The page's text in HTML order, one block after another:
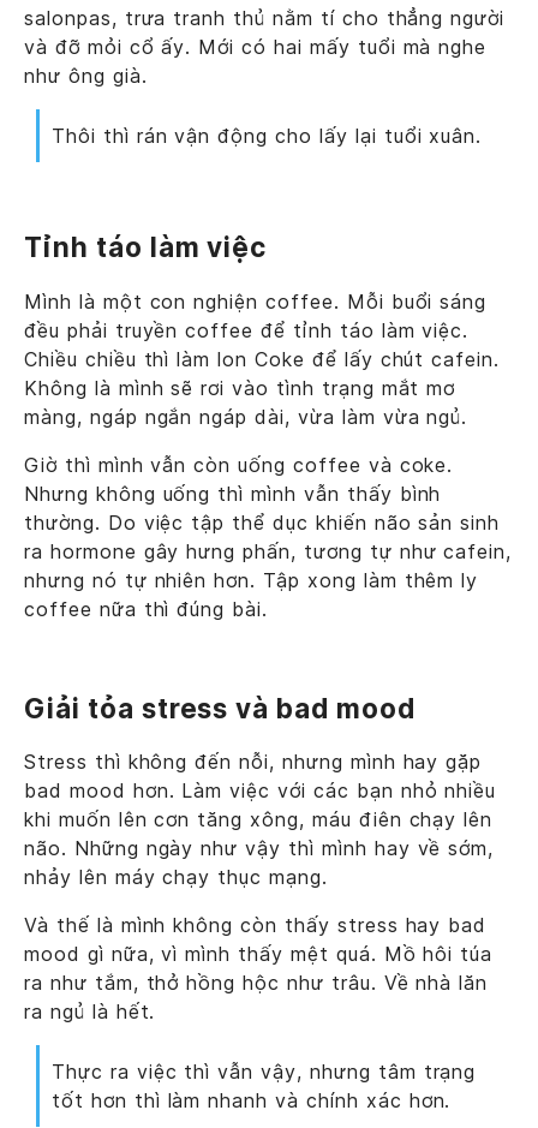
salonpas, trưa tranh thủ nằm tí cho thẳng người
và đỡ mỏi cổ ấy. Mới có hai mấy tuổi mà nghe
như ông già.
Thôi thì rán vận động cho lấy lại tuổi xuân.
Tỉnh táo làm việc
Mình là một con nghiện coffee. Mỗi buổi sáng
đều phải truyền coffee để tỉnh táo làm việc.
Chiều chiều thì làm lon Coke để lấy chút cafein.
Không là mình sẽ rơi vào tình trạng mắt mơ
màng, ngáp ngắn ngáp dài, vừa làm vừa ngủ.
Giờ thì mình vẫn còn uống coffee và coke.
Nhưng không uống thì mình vẫn thấy bình
thường. Do việc tập thể dục khiến não sản sinh
ra hormone gây hưng phấn, tương tự như cafein,
nhưng nó tự nhiên hơn. Tập xong làm thêm ly
coffee nữa thì đúng bài.
Giải tỏa stress và bad mood
Stress thì không đến nỗi, nhưng mình hay gặp
bad mood hơn. Làm việc với các bạn nhỏ nhiều
khi muốn lên cơn tăng xông, máu điên chạy lên
não. Những ngày như vậy thì mình hay về sớm,
nhảy lên máy chạy thục mạng.
Và thế là mình không còn thấy stress hay bad
mood gì nữa, vì mình thấy mệt quá. Mồ hôi túa
ra như tắm, thở hồng hộc như trâu. Về nhà lăn
ra ngủ là hết.
Thực ra việc thì vẫn vậy, nhưng tâm trạng
tốt hơn thì làm nhanh và chính xác hơn.